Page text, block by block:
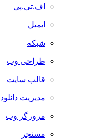
اف.تی.پی
ایمیل
شبکه
طراحی وب
قالب سایت
مدیریت دانلود
مرورگر وب
مسنجر